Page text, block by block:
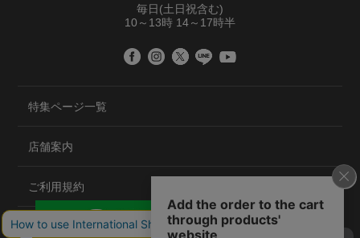
毎日(土日祝含む)
10～13時 14～17時半
特集ページ一覧
店舗案内
ご利用規約
プライバシーポリシー